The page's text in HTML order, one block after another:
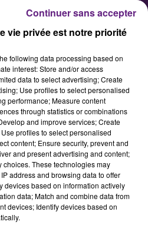
de
à Dijon
automatique de
en libre-service
été installé dans la
nord, sur le
vie privée est notre priorité
following data processing based on
interest: Store and/or access
data to select advertising; Create
Use profiles to select personalised
performance; Measure content
through statistics or combinations
and improve services; Create
profiles to select personalised
content; Ensure security, prevent and
and present advertising and content;
These technologies may
address and browsing data to offer
devices based on information actively
data; Match and combine data from
devices; Identify devices based on
Continuer sans accepter